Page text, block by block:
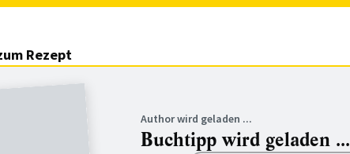
Rezept
Author wird geladen ...
Buchtipp wird geladen ...